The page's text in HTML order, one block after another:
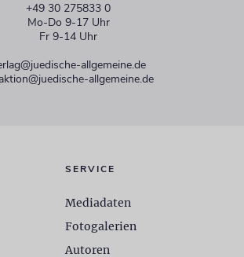
+49 30 275833 0
Mo-Do 9-17 Uhr
Fr 9-14 Uhr
allgemeine.de
allgemeine.de
SERVICE
Mediadaten
Fotogalerien
Autoren